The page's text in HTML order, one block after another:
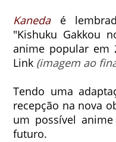
Kanedaé
"Kishuku Gakkou
anime popular em
Link (imagem ao
Tendo uma
recepção na nova
um possível
futuro.